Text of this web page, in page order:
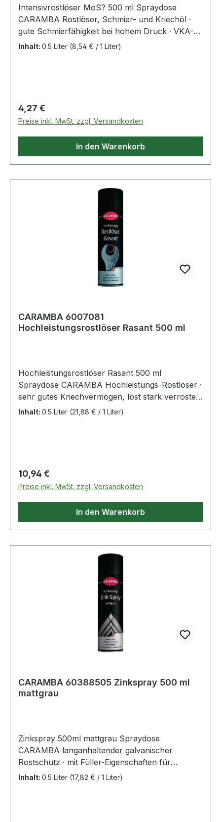
Intensivrostlöser MoS? 500 ml Spraydose
CARAMBA Rostlöser, Schmier- und Kriechöl ·
gute Schmierfähigkeit bei hohem Druck · VKA-
Wert 1200N · temperaturbeständig von -30 °C
Temperatur: -30 bis +450°C · Gebinde:
Spraydose
Inhalt: 0.5 Liter (8,54 € / 1 Liter)
Regulärer Preis:
4,27 €
Preise inkl. MwSt. zzgl. Versandkosten
In den Warenkorb
CARAMBA 6007081
Hochleistungsrostlöser Rasant 500 ml
Hochleistungsrostlöser Rasant 500 ml
Spraydose CARAMBA Hochleistungs-Rostlöser ·
sehr gutes Kriechvermögen, löst stark verrostete
Metallteile · effektiv gegen Klebstoffreste,
Inhalt: 0.5 Liter (21,88 € / 1 Liter)
Regulärer Preis:
10,94 €
Preise inkl. MwSt. zzgl. Versandkosten
In den Warenkorb
CARAMBA 60388505 Zinkspray 500 ml
mattgrau
Zinkspray 500ml mattgrau Spraydose
CARAMBA langanhaltender galvanischer
Rostschutz · mit Füller-Eigenschaften für
Werkstatt und Industrie · durchschweißbar ·
Inhalt: 0.5 Liter (17,82 € / 1 Liter)